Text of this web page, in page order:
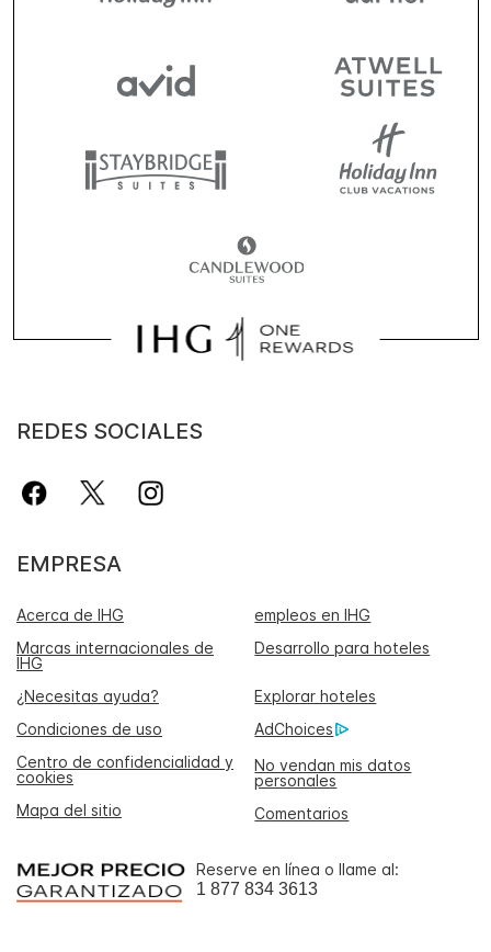
REDES SOCIALES
EMPRESA
Acerca de IHG
empleos en IHG
Marcas internacionales de
IHG
Desarrollo para hoteles
¿Necesitas ayuda?
Explorar hoteles
Condiciones de uso
AdChoices
Centro de confidencialidad y
cookies
No vendan mis datos
personales
Mapa del sitio
Comentarios
Reserve en línea o llame al:
1 877 834 3613